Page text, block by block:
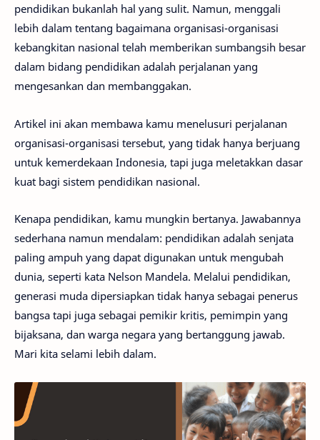
pendidikan bukanlah hal yang sulit. Namun, menggali
lebih dalam tentang bagaimana organisasi-organisasi
kebangkitan nasional telah memberikan sumbangsih besar
dalam bidang pendidikan adalah perjalanan yang
mengesankan dan membanggakan.
Artikel ini akan membawa kamu menelusuri perjalanan
organisasi-organisasi tersebut, yang tidak hanya berjuang
untuk kemerdekaan Indonesia, tapi juga meletakkan dasar
kuat bagi sistem pendidikan nasional.
Kenapa pendidikan, kamu mungkin bertanya. Jawabannya
sederhana namun mendalam: pendidikan adalah senjata
paling ampuh yang dapat digunakan untuk mengubah
dunia, seperti kata Nelson Mandela. Melalui pendidikan,
generasi muda dipersiapkan tidak hanya sebagai penerus
bangsa tapi juga sebagai pemikir kritis, pemimpin yang
bijaksana, dan warga negara yang bertanggung jawab.
Mari kita selami lebih dalam.